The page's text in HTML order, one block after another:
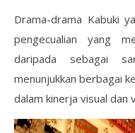
Drama-drama Kabuki
pengecualian yang
daripada sebagai
menunjukkan berbagai
dalam kinerja visual dan